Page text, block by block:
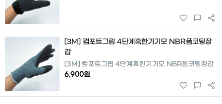
[3M] 컴포트그립 4단계혹한기기모 NBR폼코팅장
갑
[3M] 컴포트그립 4단계혹한기기모 NBR폼코팅장갑
6,900원